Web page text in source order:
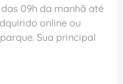
09h da manhã até
online ou
Sua principal